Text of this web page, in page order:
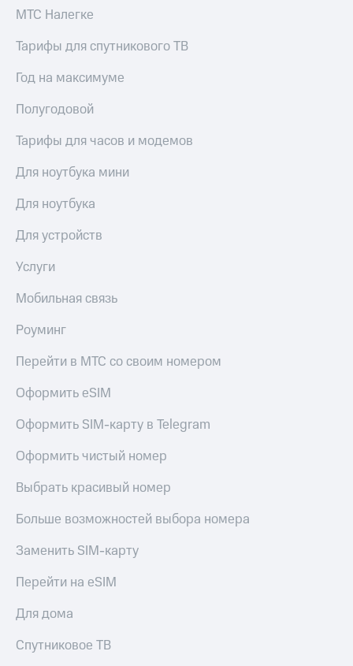
МТС Налегке
Тарифы для спутникового ТВ
Год на максимуме
Полугодовой
Тарифы для часов и модемов
Для ноутбука мини
Для ноутбука
Для устройств
Услуги
Мобильная связь
Роуминг
Перейти в МТС со своим номером
Оформить eSIM
Оформить SIM-карту в Telegram
Оформить чистый номер
Выбрать красивый номер
Больше возможностей выбора номера
Заменить SIM-карту
Перейти на eSIM
Для дома
Спутниковое ТВ